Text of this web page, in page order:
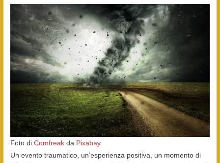
Foto diComfreak da Pixabay
Un evento traumatico, un’esperienza positiva, un momento di